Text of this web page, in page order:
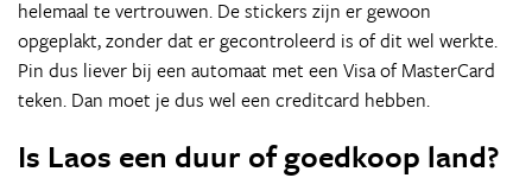
helemaal te vertrouwen. De stickers zijn er gewoon
opgeplakt, zonder dat er gecontroleerd is of dit wel werkte.
Pin dus liever bij een automaat met een Visa of MasterCard
teken. Dan moet je dus wel een creditcard hebben.
Is Laos een duur of goedkoop land?